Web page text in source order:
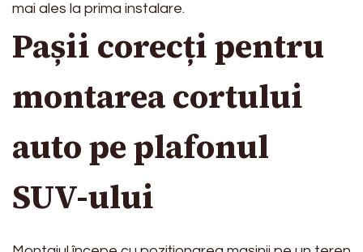
mai ales la prima instalare.
Pașii corecți pentru
montarea cortului
auto pe plafonul
SUV-ului